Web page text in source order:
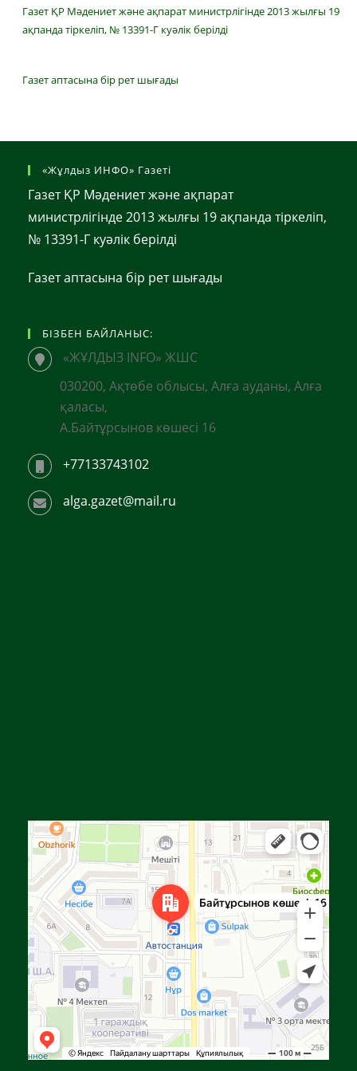
Газет ҚР Мәдениет және ақпарат министрлігінде 2013 жылғы 19
ақпанда тіркеліп, № 13391-Г куәлік берілді
Газет аптасына бір рет шығады
«Жұлдыз ИНФО» Газеті
Газет ҚР Мәдениет және ақпарат
министрлігінде 2013 жылғы 19 ақпанда тіркеліп,
№ 13391-Г куәлік берілді
Газет аптасына бір рет шығады
БІЗБЕН БАЙЛАНЫС:
«ЖҰЛДЫЗ INFO» ЖШС
030200, Ақтөбе облысы, Алға ауданы, Алға
қаласы,
А.Байтұрсынов көшесі 16
+77133743102
alga.gazet@mail.ru
Яндекс Карталар — көлік, навигация, орындарды іздеу